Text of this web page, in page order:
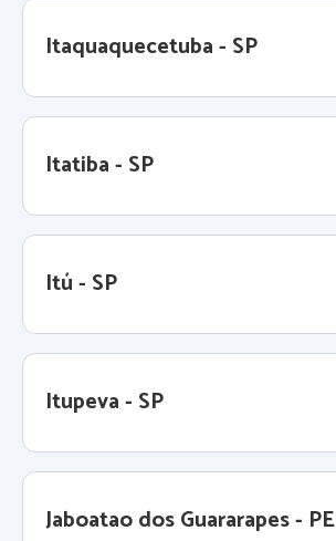
Itaquaquecetuba - SP
Itatiba - SP
Itú - SP
Itupeva - SP
Jaboatao dos Guararapes - PE